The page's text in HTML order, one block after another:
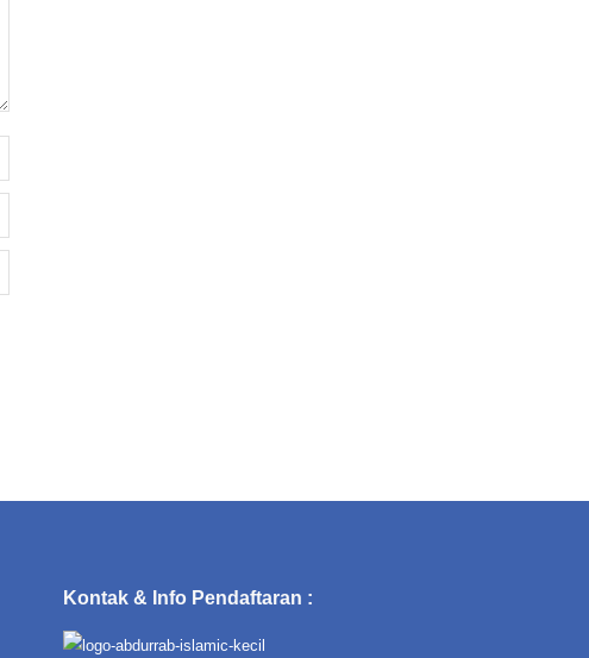
Kontak & Info Pendaftaran :